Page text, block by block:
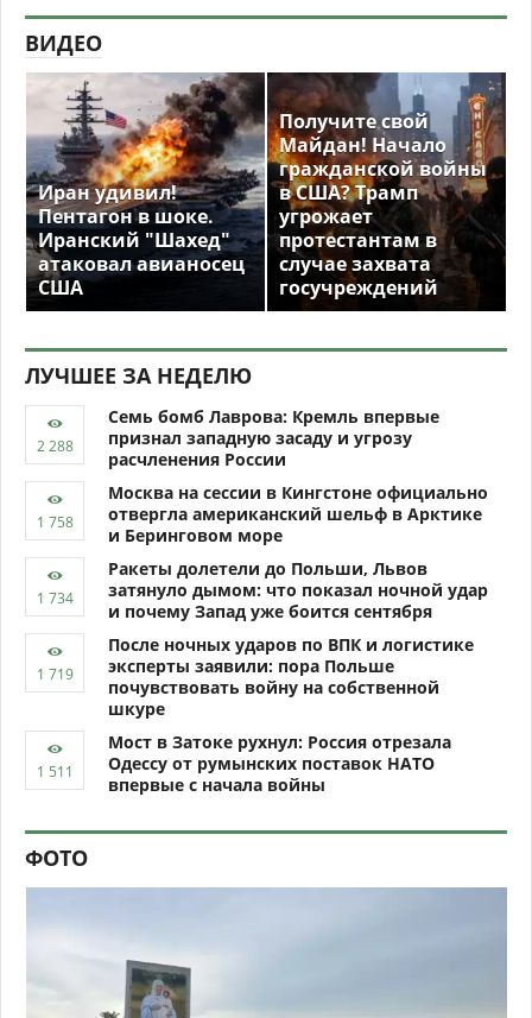
ВИДЕО
Иран удивил!
Пентагон в шоке.
Иранский "Шахед"
атаковал авианосец
США
Получите свой
Майдан! Начало
гражданской войны
в США? Трамп
угрожает
протестантам в
случае захвата
госучреждений
ЛУЧШЕЕ ЗА НЕДЕЛЮ
Семь бомб Лаврова: Кремль впервые
признал западную засаду и угрозу
расчленения России
Москва на сессии в Кингстоне официально
отвергла американский шельф в Арктике
и Беринговом море
Ракеты долетели до Польши, Львов
затянуло дымом: что показал ночной удар
и почему Запад уже боится сентября
После ночных ударов по ВПК и логистике
эксперты заявили: пора Польше
почувствовать войну на собственной
шкуре
Мост в Затоке рухнул: Россия отрезала
Одессу от румынских поставок НАТО
впервые с начала войны
ФОТО